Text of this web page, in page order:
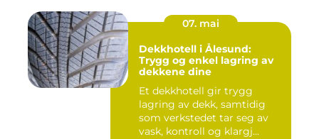
07. mai
Dekkhotell i Ålesund:
Trygg og enkel lagring av
dekkene dine
Et dekkhotell gir trygg
lagring av dekk, samtidig
som verkstedet tar seg av
vask, kontroll og klargj...